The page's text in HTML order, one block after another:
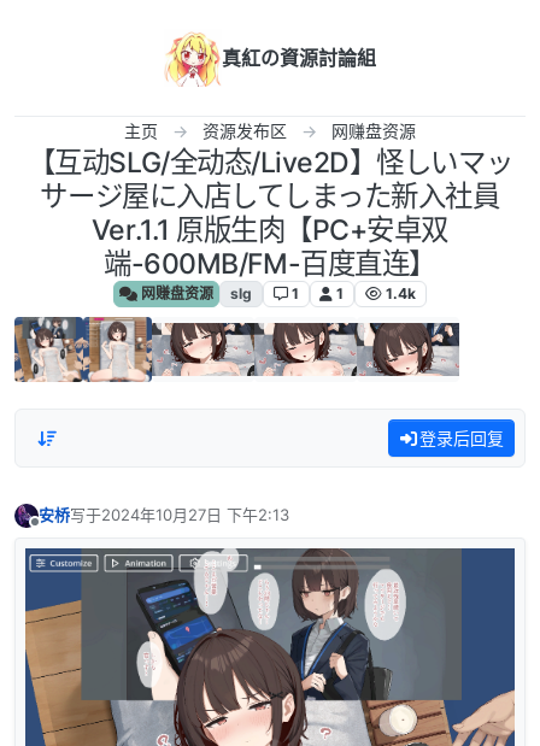
真紅の資源討論組
主页 资源发布区 网赚盘资源
【互动SLG/全动态/Live2D】怪しいマッ
サージ屋に入店してしまった新入社員
Ver.1.1 原版生肉【PC+安卓双
端-600MB/FM-百度直连】
网赚盘资源 slg 1 1 1.4k
登录后回复
安桥写于2024年10月27日 下午2:13
最后由 编辑